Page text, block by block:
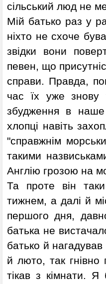
сільський люд не
Мій батько раз у
ніхто не схоче
звідки вони
певен, що
справи. Правда,
час їх уже знову
збудження в наше
хлопці навіть
"справжнім
такими
Англію грозою на
Та проте він
тижнем, а далі й
першого дня,
батька не
батько й
й люто, так
тікав з кімнати.